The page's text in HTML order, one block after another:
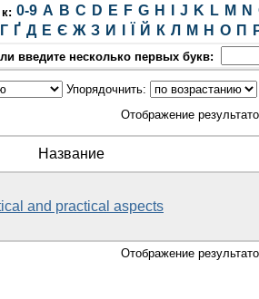
0-9 A B C D E F G H J K L M N
Г Ґ Д Е Є Ж З И Й К Л М Н О П
введите несколько первых букв:
Упорядочнить:
Отображение
Название
and practical aspects
Отображение